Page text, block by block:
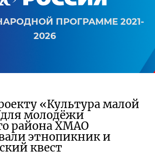
ПРОГРАММЕ 2021-
2026
«Культура малой
молодёжи
района ХМАО
этнопикник и
квест